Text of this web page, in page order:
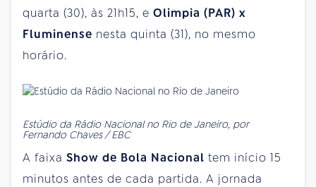
quarta (30), às 21h15, e Olimpia (PAR) x
Fluminense nesta quinta (31), no mesmo
horário.
Estúdio da Rádio Nacional no Rio de Janeiro, por
Fernando Chaves / EBC
A faixa Show de Bola Nacional tem início 15
minutos antes de cada partida. A jornada